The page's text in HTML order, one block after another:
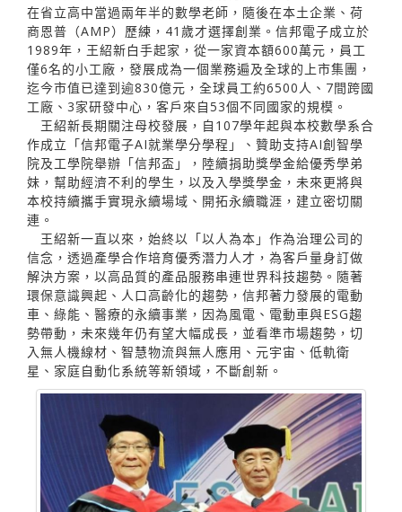
在省立高中當過兩年半的數學老師，隨後在本土企業、荷
商恩普（AMP）歷練，41歲才選擇創業。信邦電子成立於
1989年，王紹新白手起家，從一家資本額600萬元，員工
僅6名的小工廠，發展成為一個業務遍及全球的上市集團，
迄今市值已達到逾830億元，全球員工約6500人、7間跨國
工廠、3家研發中心，客戶來自53個不同國家的規模。
王紹新長期關注母校發展，自107學年起與本校數學系合
作成立「信邦電子AI就業學分學程」、贊助支持AI創智學
院及工學院舉辦「信邦盃」，陸續捐助獎學金給優秀學弟
妹，幫助經濟不利的學生，以及入學獎學金，未來更將與
本校持續攜手實現永續場域、開拓永續職涯，建立密切關
連。
王紹新一直以來，始終以「以人為本」作為治理公司的
信念，透過產學合作培育優秀潛力人才，為客戶量身訂做
解決方案，以高品質的產品服務串連世界科技趨勢。隨著
環保意識興起、人口高齡化的趨勢，信邦著力發展的電動
車、綠能、醫療的永續事業，因為風電、電動車與ESG趨
勢帶動，未來幾年仍有望大幅成長，並看準市場趨勢，切
入無人機線材、智慧物流與無人應用、元宇宙、低軌衛
星、家庭自動化系統等新領域，不斷創新。